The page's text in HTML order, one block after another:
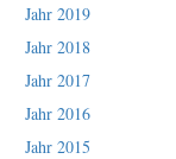
Jahr 2019
Jahr 2018
Jahr 2017
Jahr 2016
Jahr 2015